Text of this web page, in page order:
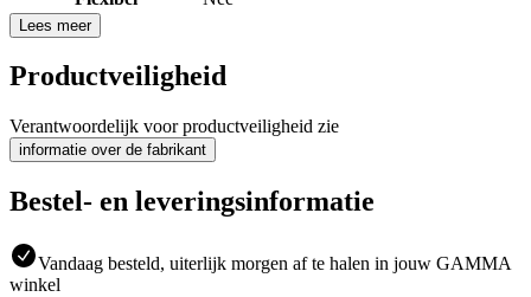
Lees meer
Productveiligheid
Verantwoordelijk voor productveiligheid zie
informatie over de fabrikant
Bestel- en leveringsinformatie
Vandaag besteld, uiterlijk morgen af te halen in jouw GAMMA
winkel